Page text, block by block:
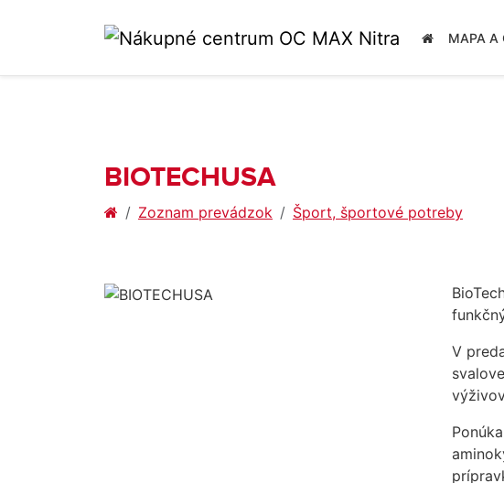
MAPA A
BIOTECHUSA
Zoznam prevádzok Šport, športové potreby
V